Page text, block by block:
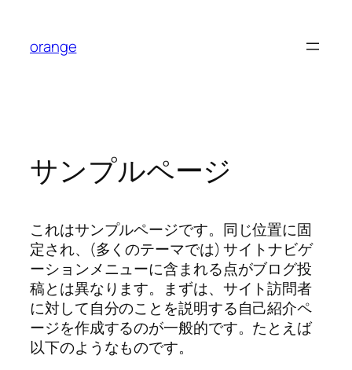
orange
サンプルページ
これはサンプルページです。同じ位置に固
定され、(多くのテーマでは) サイトナビゲ
ーションメニューに含まれる点がブログ投
稿とは異なります。まずは、サイト訪問者
に対して自分のことを説明する自己紹介ペ
ージを作成するのが一般的です。たとえば
以下のようなものです。